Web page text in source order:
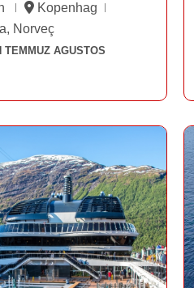
Kopenhag
Norveç
TEMMUZ AGUSTOS